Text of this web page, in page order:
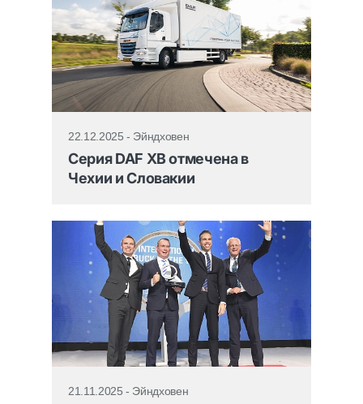
22.12.2025 - Эйндховен
Серия DAF XB отмечена в
Чехии и Словакии
21.11.2025 - Эйндховен